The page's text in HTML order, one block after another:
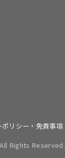
リシー・免責事項
Rights Reserved.